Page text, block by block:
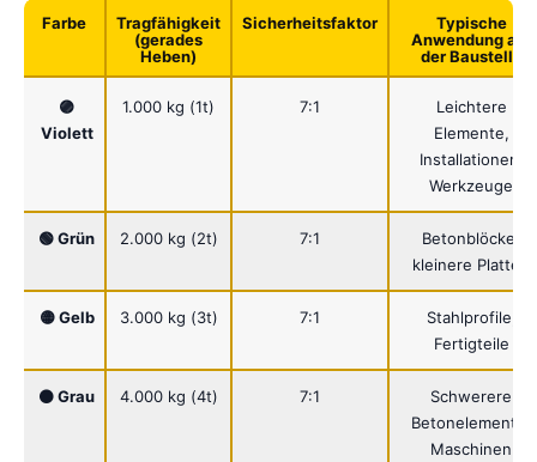
Farbe
Tragfähigkeit
(gerades
Heben)
Sicherheitsfaktor
Typische
Anwendung auf
der Baustelle
🟣
Violett
1.000 kg (1t) 7:1
Leichtere
Elemente,
Installationen,
Werkzeuge
🟢 Grün 2.000 kg (2t) 7:1
Betonblöcke,
kleinere Platten
🟡 Gelb 3.000 kg (3t) 7:1
Stahlprofile,
Fertigteile
⚫ Grau 4.000 kg (4t) 7:1
Schwerere
Betonelemente,
Maschinen